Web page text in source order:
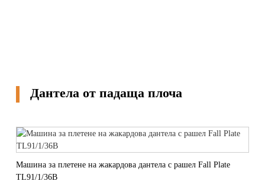
Дантела от падаща плоча
Машина за плетене на жакардова дантела с рашел Fall Plate
TL91/1/36B